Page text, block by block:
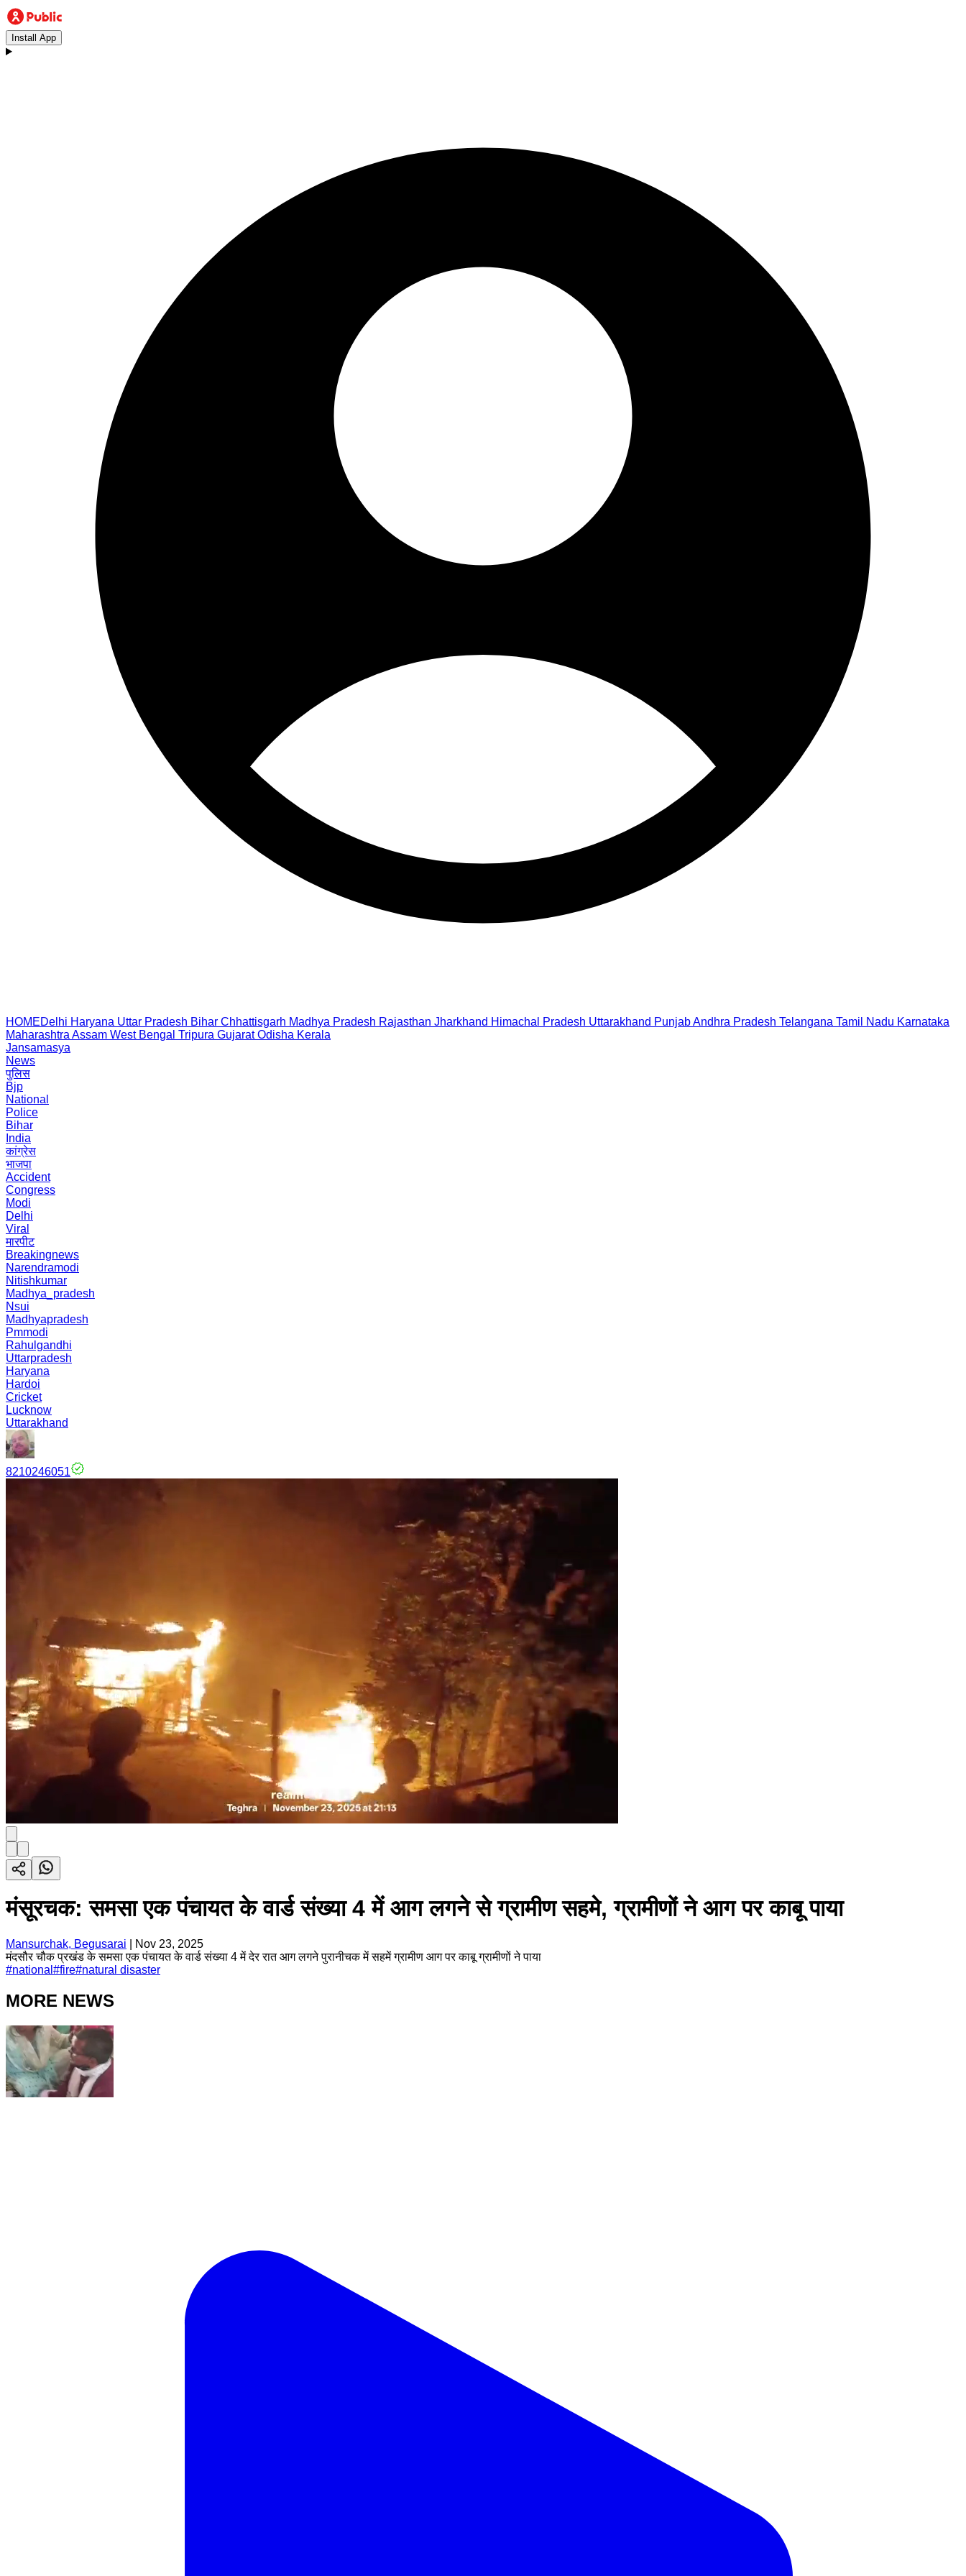
Install App
HOMEDelhi Haryana Uttar Pradesh Bihar Chhattisgarh Madhya Pradesh Rajasthan Jharkhand Himachal Pradesh Uttarakhand PunjabAndhra Pradesh Telangana Tamil Nadu Karnataka
Maharashtra Assam West Bengal Tripura Gujarat Odisha Kerala
Jansamasya
News
पुलिस
Bjp
National
Police
Bihar
India
कांग्रेस
भाजपा
Accident
Congress
Modi
Delhi
Viral
मारपीट
Breakingnews
Narendramodi
Nitishkumar
Madhya_pradesh
Nsui
Madhyapradesh
Pmmodi
Rahulgandhi
Uttarpradesh
Haryana
Hardoi
Cricket
Lucknow
Uttarakhand
8210246051
मंसूरचक: समसा एक पंचायत के वार्ड संख्या 4 में आग लगने से ग्रामीण सहमे, ग्रामीणों ने आग पर काबू पाया
Mansurchak, Begusarai
Nov 23, 2025
मंदसौर चौक प्रखंड के समसा एक पंचायत के वार्ड संख्या 4 में देर रात आग लगने पुरानीचक में सहमें ग्रामीण आग पर काबू ग्रामीणों ने पाया
#national #fire#natural disaster
MORE NEWS